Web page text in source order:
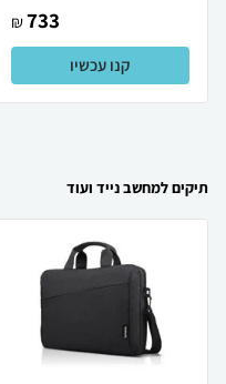
733
₪
קנו עכשיו
תיקים למחשב נייד ועוד